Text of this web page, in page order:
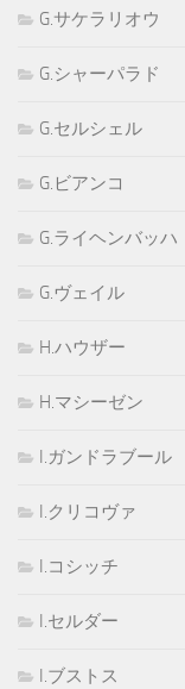
G.サケラリオウ
G.シャーパラド
G.セルシェル
G.ビアンコ
G.ライヘンバッハ
G.ヴェイル
H.ハウザー
H.マシーゼン
I.ガンドラブール
I.クリコヴァ
I.コシッチ
I.セルダー
I.ブストス